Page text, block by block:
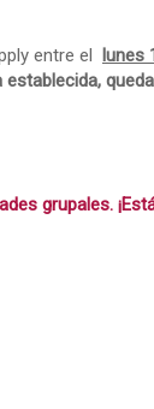
entre el lunes
grupales.